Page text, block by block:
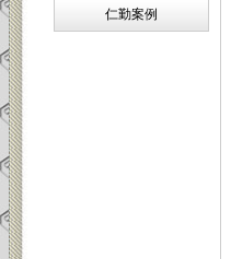
仁勤案例